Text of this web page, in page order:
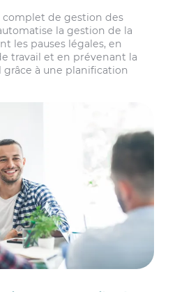
de gestion des
la gestion de la
les pauses légales, en
travail et en prévenant la
grâce à une planification